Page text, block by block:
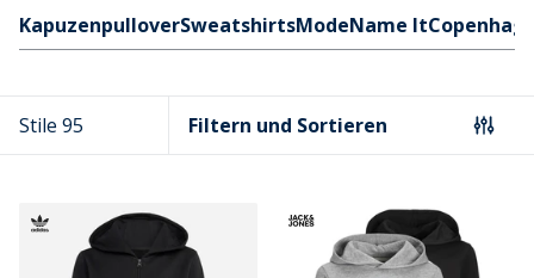
Schnellzugriff
KapuzenpulloverSweatshirtsModeName It
Stile 95 Filtern und Sortieren